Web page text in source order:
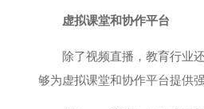
虚拟课堂和协作平台
除了视频直播，教育行业
够为虚拟课堂和协作平台提供